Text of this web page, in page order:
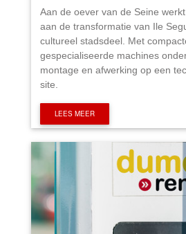
Aan de oever van de Seine
aan de transformatie van Ile
cultureel stadsdeel. Met
gespecialiseerde machines
montage en afwerking op een
site.
LEES MEER